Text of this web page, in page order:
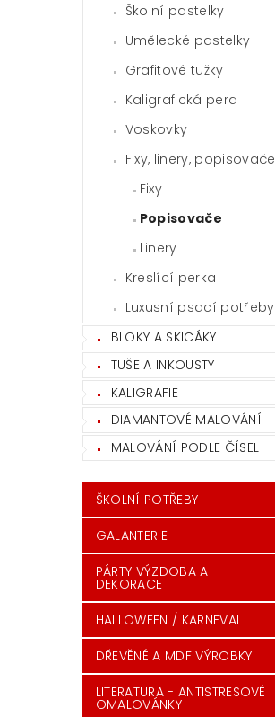
Školní pastelky
Umělecké pastelky
Grafitové tužky
Kaligrafická pera
Voskovky
Fixy, linery, popisovače
Fixy
Popisovače
Linery
Kreslící perka
Luxusní psací potřeby
BLOKY A SKICÁKY
TUŠE A INKOUSTY
KALIGRAFIE
DIAMANTOVÉ MALOVÁNÍ
MALOVÁNÍ PODLE ČÍSEL
ŠKOLNÍ POTŘEBY
GALANTERIE
PÁRTY VÝZDOBA A
DEKORACE
HALLOWEEN / KARNEVAL
DŘEVĚNÉ A MDF VÝROBKY
LITERATURA - ANTISTRESOVÉ
OMALOVÁNKY